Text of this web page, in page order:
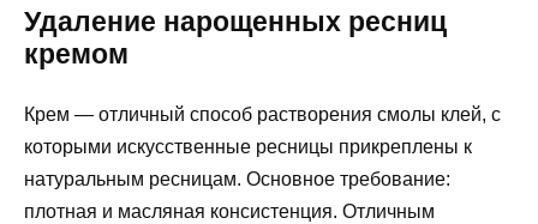
Удаление нарощенных ресниц
кремом
Крем — отличный способ растворения смолы клей, с
которыми искусственные ресницы прикреплены к
натуральным ресницам. Основное требование:
плотная и масляная консистенция. Отличным